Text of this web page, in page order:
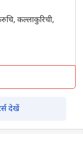
कल्लाकुरिची,
देखें